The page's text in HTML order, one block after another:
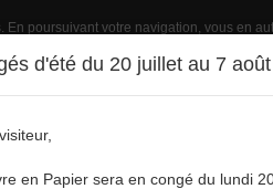
En poursuivant votre navigation, vous en
d'été du 20 juillet au 7
en Papier sera en congé du lundi